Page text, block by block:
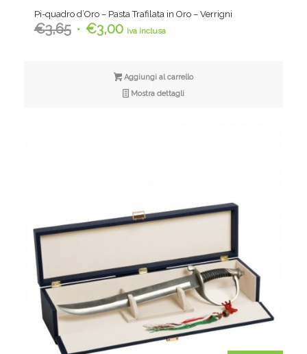
Pi-quadro d’Oro – Pasta Trafilata in Oro – Verrigni
€3,65 Il €3,00Il
è:
€3,00.
iva inclusa
Aggiungi al carrello
Mostra dettagli